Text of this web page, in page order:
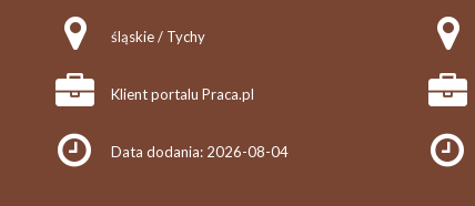
śląskie / Tychy
Klient portalu Praca.pl
Data dodania: 2026-08-04